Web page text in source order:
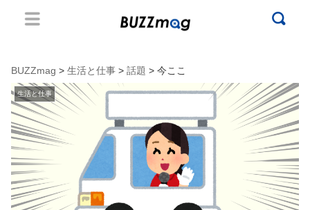
BUZZmag > 生活と仕事 > 話題 > 今ここ
生活と仕事